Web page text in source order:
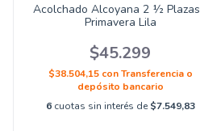
Acolchado Alcoyana 2 ½
Primavera Lila
$45.299
$38.504,15 conTransferencia o
depósito bancario
6 cuotas sin interés de $7.549,83